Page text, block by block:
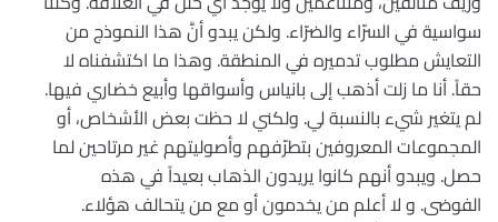
سواسية في السرّاء والضرّاء. ولكن يبدو أنَّ هذا النموذج من
التعايش مطلوب تدميره في المنطقة. وهذا ما اكتشفناه لا
حقاً. أنا ما زلت أذهب إلى بانياس وأسواقها وأبيع خضاري فيها.
لم يتغير شيء بالنسبة لي. ولكني لا حظت بعض الأشخاص، أو
المجموعات المعروفين بتطرّفهم وأصوليتهم غير مرتاحين لما
حصل. ويبدو أنهم كانوا يريدون الذهاب بعيداً في هذه
الفوضى. و لا أعلم من يخدمون أو مع من يتحالف هؤلاء.